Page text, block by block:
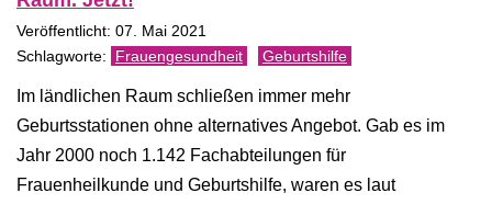
Veröffentlicht: 07. Mai 2021
Frauengesundheit Geburtshilfe
Im ländlichen Raum schließen immer mehr
Geburtsstationen ohne alternatives Angebot. Gab es im
Jahr 2000 noch 1.142 Fachabteilungen für
Frauenheilkunde und Geburtshilfe, waren es laut